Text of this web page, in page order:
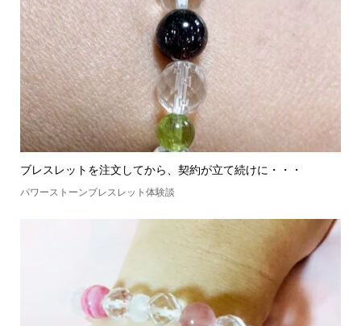
ブレスレットを注文してから、契約が立て続けに・・・
パワーストーンブレスレット体験談